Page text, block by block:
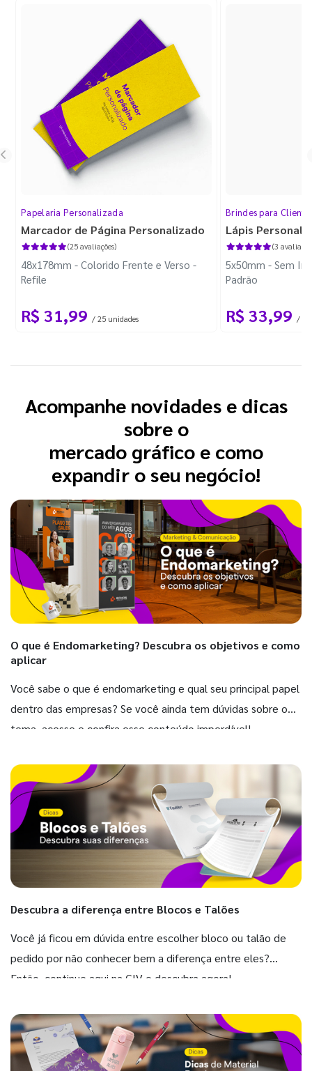
Papelaria Personalizada
Marcador de Página Personalizado
(25 avaliações)
48x178mm - Colorido Frente e Verso -
Refile
R$ 31,99 / 25 unidades
Brindes para
Lápis
(3
5x50mm - Sem
Padrão
R$ 33,99 / 10
Acompanhe novidades e dicas
sobre o
mercado gráfico e como
expandir o seu negócio!
O que é Endomarketing? Descubra os objetivos e como
aplicar
Você sabe o que é endomarketing e qual seu principal papel
dentro das empresas? Se você ainda tem dúvidas sobre o
tema, acesse e confira esse conteúdo imperdível!
Descubra a diferença entre Blocos e Talões
Você já ficou em dúvida entre escolher bloco ou talão de
pedido por não conhecer bem a diferença entre eles?
Então, continue aqui na GIV e descubra agora!